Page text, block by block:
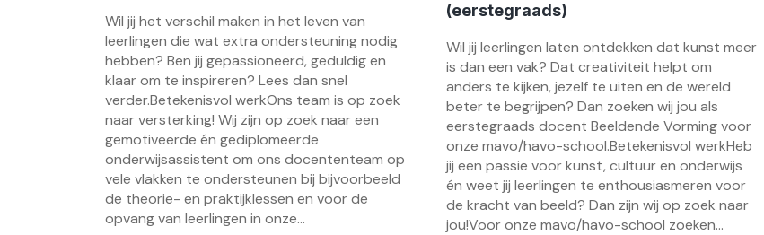
Wil jij het verschil maken in het leven van
leerlingen die wat extra ondersteuning nodig
hebben? Ben jij gepassioneerd, geduldig en
klaar om te inspireren? Lees dan snel
verder.Betekenisvol werkOns team is op zoek
naar versterking! Wij zijn op zoek naar een
gemotiveerde én gediplomeerde
onderwijsassistent om ons docententeam op
vele vlakken te ondersteunen bij bijvoorbeeld
de theorie- en praktijklessen en voor de
opvang van leerlingen in onze...
(eerstegraads)
Wil jij leerlingen laten ontdekken dat kunst meer
is dan een vak? Dat creativiteit helpt om
anders te kijken, jezelf te uiten en de wereld
beter te begrijpen? Dan zoeken wij jou als
eerstegraads docent Beeldende Vorming voor
onze mavo/havo-school.Betekenisvol werkHeb
jij een passie voor kunst, cultuur en onderwijs
én weet jij leerlingen te enthousiasmeren voor
de kracht van beeld? Dan zijn wij op zoek naar
jou!Voor onze mavo/havo-school zoeken...